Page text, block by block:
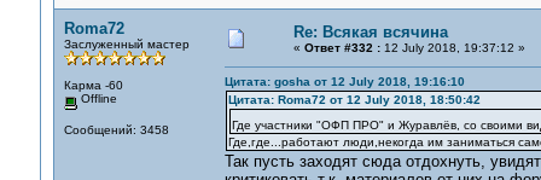
Roma72
Заслуженный мастер
Карма -60
Offline
Сообщений: 3458
Re: Всякая всячина
« Ответ #332 :12 July 2018, 19:37:12 »
Цитата: gosha от 12 July 2018, 19:16:10
Цитата: Roma72 от 12 July 2018, 18:50:42
Где участники "ОФП ПРО" и Журавлёв, со своими
Где,где...работают люди,некогда им заниматься
Так пусть заходят сюда отдохнуть,